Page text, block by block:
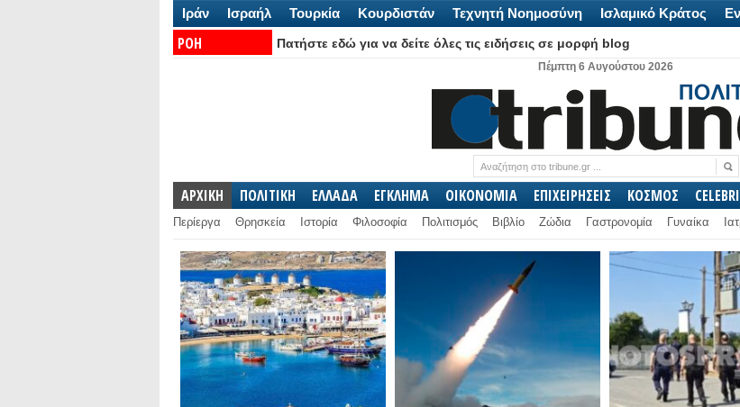
Ιράν Ισραήλ Τουρκία Κουρδιστάν Τεχνητή Νοημοσύνη Ισλαμικό Κράτος
ΡΟΗ
Πατήστε εδώ για να δείτε όλες τις ειδήσεις σε μορφή blog
Πέμπτη 6 Αυγούστου 2026
ΑΡΧΙΚΗ ΠΟΛΙΤΙΚΗ ΕΛΛΑΔΑ ΕΓΚΛΗΜΑ ΟΙΚΟΝΟΜΙΑ ΕΠΙΧΕΙΡΗΣΕΙΣ ΚΟΣΜΟΣ
Περίεργα Θρησκεία Ιστορία Φιλοσοφία Πολιτισμός Βιβλίο Ζώδια Γαστρονομία Γυναίκα